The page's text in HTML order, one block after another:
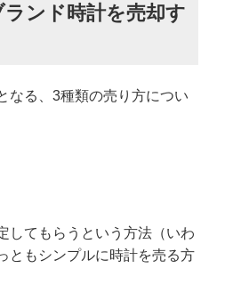
ランド時計を売却す
なる、3種類の売り方につい
してもらうという方法（いわ
ともシンプルに時計を売る方